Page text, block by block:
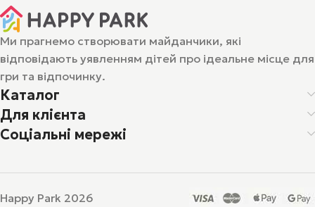
Ми прагнемо створювати майданчики, які
відповідають уявленням дітей про ідеальне місце для
гри та відпочинку.
Каталог
Для клієнта
Соціальні мережі
Happy Park 2026